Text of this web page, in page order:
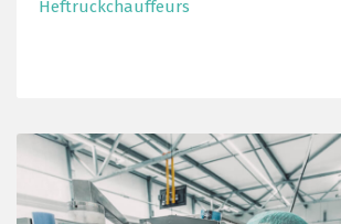
Heftruckchauffeurs